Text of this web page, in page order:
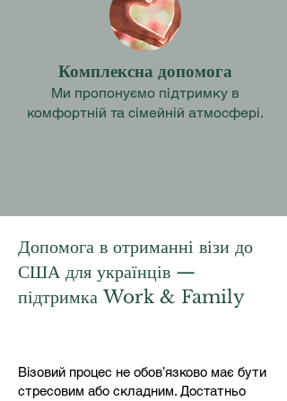
Комплексна допомога
Ми пропонуємо підтримку в
комфортній та сімейній атмосфері.
Допомога в отриманні візи до
США для українців —
підтримка Work & Family
Візовий процес не обов’язково має бути
стресовим або складним. Достатньо